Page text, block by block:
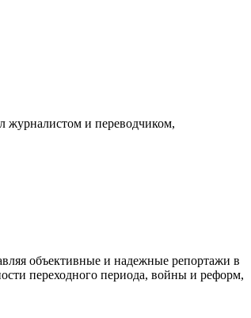
журналистом и переводчиком,
объективные и надежные репортажи в
переходного периода, войны и реформ,